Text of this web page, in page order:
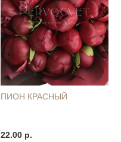
ПИОН КРАСНЫЙ
22.00 р.